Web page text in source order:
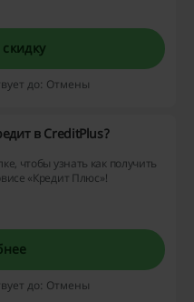
до: Отмены
в CreditPlus?
чтобы узнать как получить
«Кредит Плюс»!
до: Отмены